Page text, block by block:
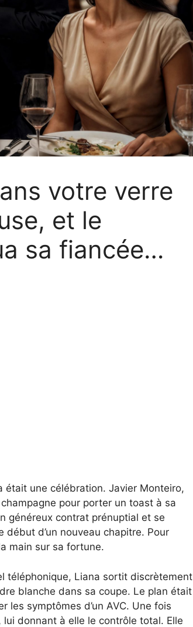
votre verre
et le
sa fiancée…
une célébration. Javier Monteiro,
pour porter un toast à sa
généreux contrat prénuptial et se
début d’un nouveau chapitre. Pour
main sur sa fortune.
téléphonique, Liana sortit discrètement
blanche dans sa coupe. Le plan était
les symptômes d’un AVC. Une fois
donnant à elle le contrôle total. Elle